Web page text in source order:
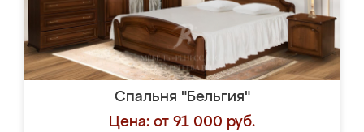
Спальня "Бельгия"
Цена: от 91 000 руб.